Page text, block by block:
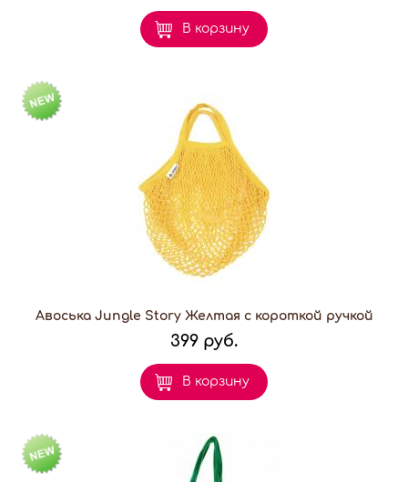
В корзину
Авоська Jungle Story Желтая с короткой ручкой
399 руб.
В корзину